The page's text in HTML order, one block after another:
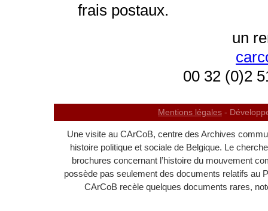
frais postaux.
un
00 32 (0)2
Mentions légales -
Une visite au CArCoB, centre des Archives
histoire politique et sociale de Belgique. Le
brochures concernant l’histoire du mouvement
possède pas seulement des documents relatifs au
CArCoB recèle quelques documents rares,